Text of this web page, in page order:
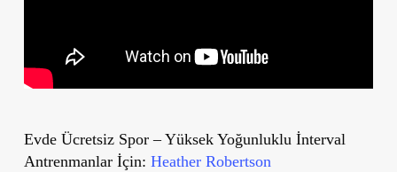
Evde Ücretsiz Spor – Yüksek Yoğunluklu İnterval
Antrenmanlar İçin: Heather Robertson